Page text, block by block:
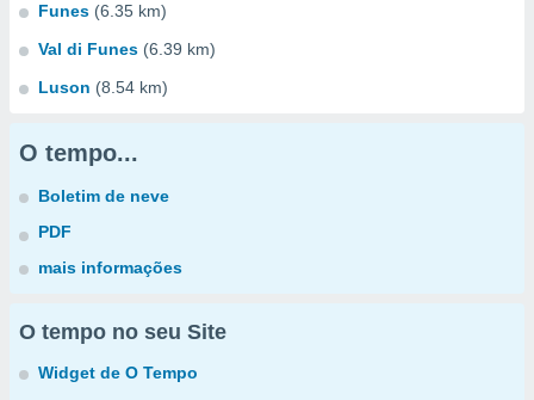
Funes (6.35 km)
Val di Funes (6.39 km)
Luson (8.54 km)
O tempo...
Boletim de neve
PDF
mais informações
O tempo no seu Site
Widget de O Tempo